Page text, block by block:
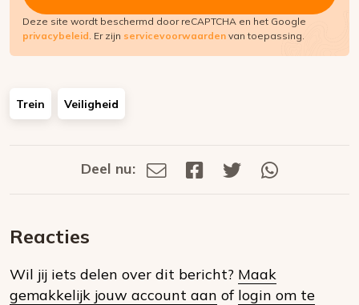
Deze site wordt beschermd door reCAPTCHA en het Google
privacybeleid. Er zijn servicevoorwaarden van toepassing.
Trein Veiligheid
Deel
social
Deel nu:
Deel
Deel
Deel
Reacties
Wil jij iets delen over dit bericht? Maak
gemakkelijk jouw account aan of login om te